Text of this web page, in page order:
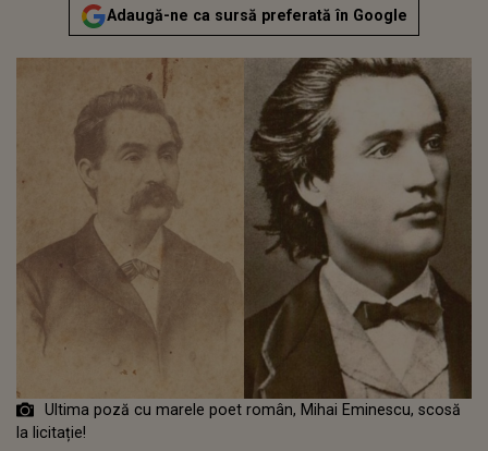
Adaugă-ne ca sursă preferată în Google
Ultima poză cu marele poet român, Mihai Eminescu, scosă
la licitație!